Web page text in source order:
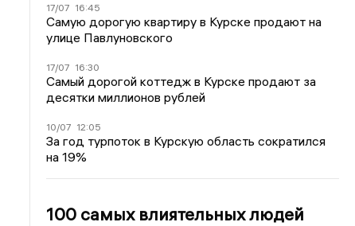
17/07 16:45
Самую дорогую квартиру в Курске продают на
улице Павлуновского
17/07 16:30
Самый дорогой коттедж в Курске продают за
десятки миллионов рублей
10/07 12:05
За год турпоток в Курскую область сократился
на 19%
100 самых влиятельных людей